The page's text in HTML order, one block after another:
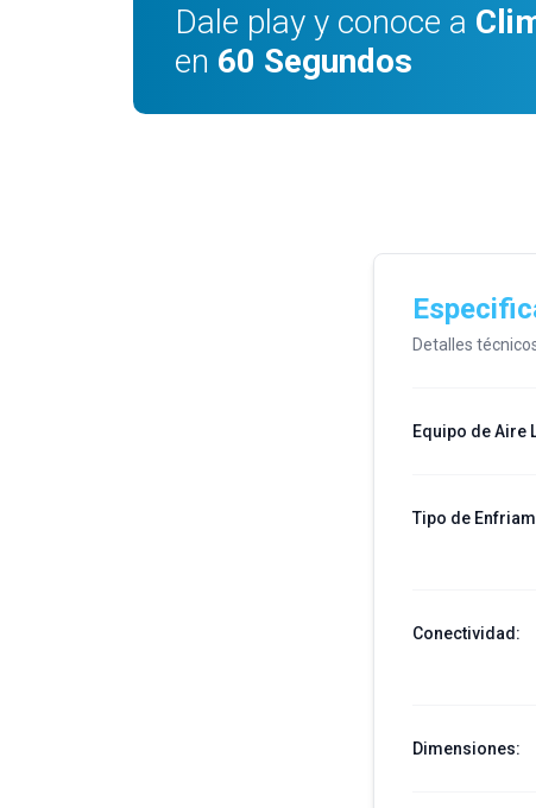
Dale play y conoce a
en 60 Segundos
Detalles
Equipo de Aire
Tipo de
Conectividad:
Dimensiones: